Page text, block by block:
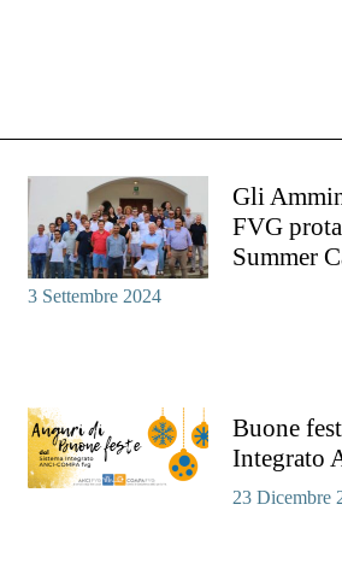
Gli
FVG
Summer
3 Settembre 2024
Buone
Integrato
23 Dicembre